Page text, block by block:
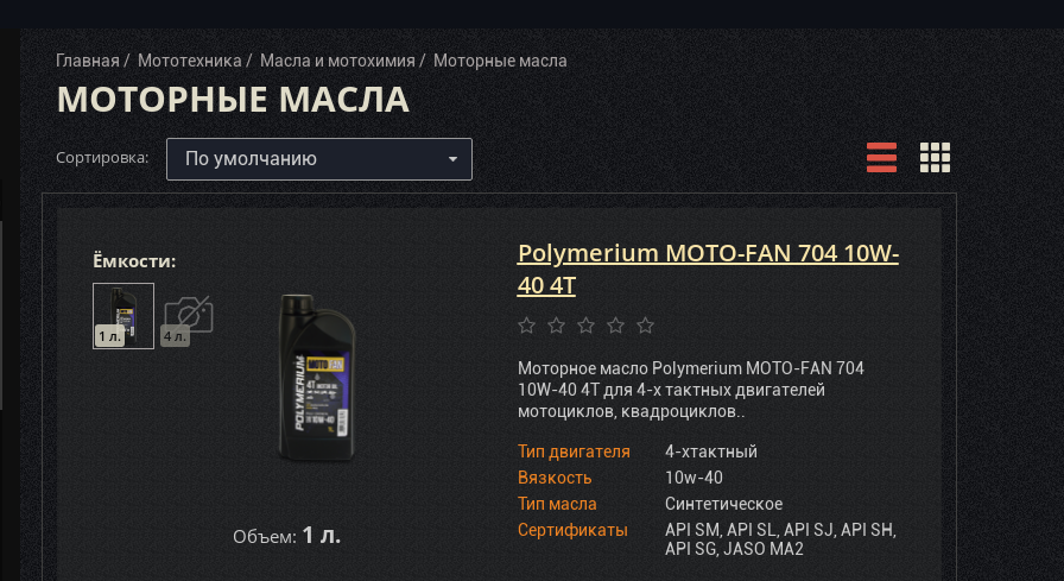
Главная Мототехника Масла и мотохимия Моторные масла
МОТОРНЫЕ МАСЛА
Сортировка:
Ёмкости:
1 л. 4 л.
Объем: 1 л.
Polymerium MOTO-FAN 704 10W-
40 4T
Моторное масло Polymerium MOTO-FAN 704
10W-40 4T для 4-х тактных двигателей
мотоциклов, квадроциклов..
Тип двигателя
4-хтактный
Вязкость
10w-40
Тип масла
Синтетическое
Сертификаты
API SM, API SL, API SJ, API SH,
API SG, JASO MA2